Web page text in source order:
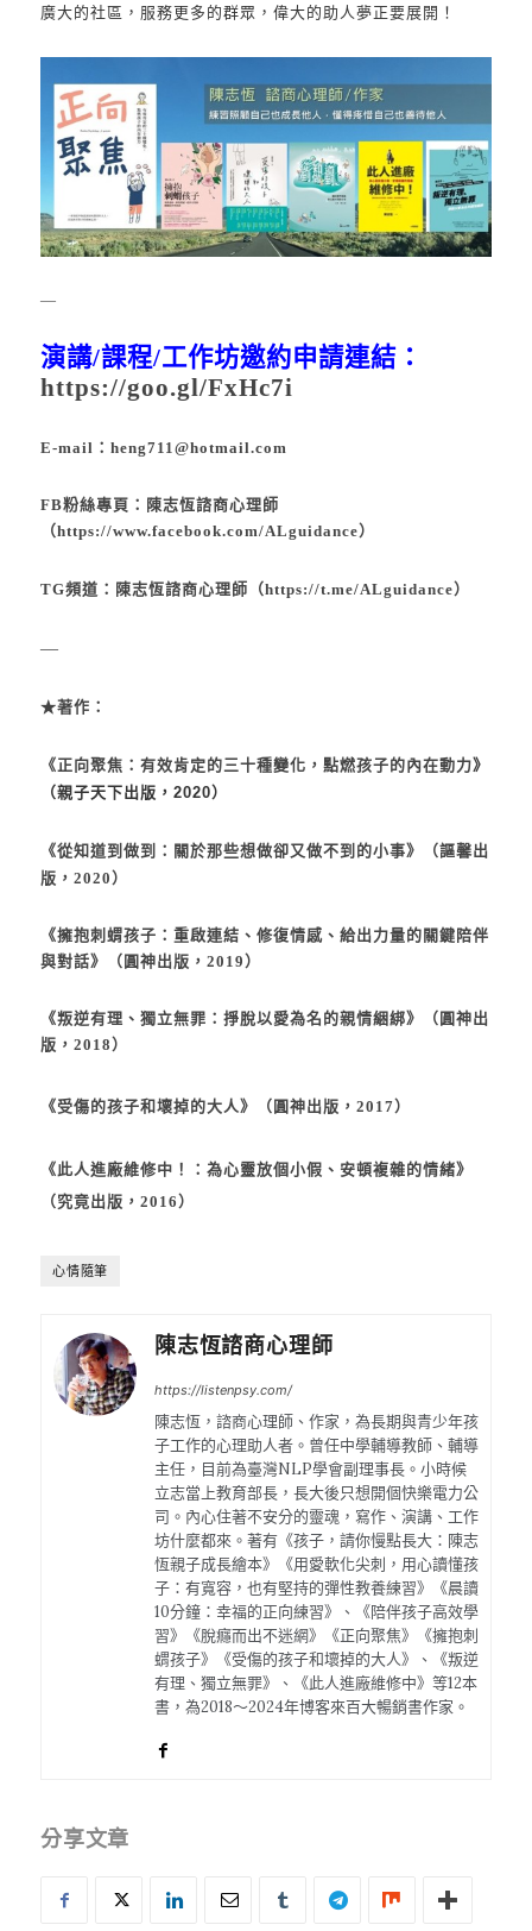
廣大的社區，服務更多的群眾，偉大的助人夢正要展開！
—
演講/課程/工作坊邀約申請連結：
https://goo.gl/FxHc7i
E-mail： heng711@hotmail.com
FB粉絲專頁：陳志恆諮商心理師
（https://www.facebook.com/ALguidance）
TG頻道：陳志恆諮商心理師（https://t.me/ALguidance）
—
★著作：
《正向聚焦：有效肯定的三十種變化，點燃孩子的內在動力》
（親子天下出版，2020）
《從知道到做到：關於那些想做卻又做不到的小事》（謳馨出
版，2020）
《擁抱刺蝟孩子：重啟連結、修復情感、給出力量的關鍵陪伴
與對話》（圓神出版，2019）
《叛逆有理、獨立無罪：掙脫以愛為名的親情綑綁》（圓神出
版，2018）
《受傷的孩子和壞掉的大人》（圓神出版，2017）
《此人進廠維修中！：為心靈放個小假、安頓複雜的情緒》
（究竟出版，2016）
心情隨筆
陳志恆諮商心理師
https://listenpsy.com/
陳志恆，諮商心理師、作家，為長期與青少年孩
子工作的心理助人者。曾任中學輔導教師、輔導
主任，目前為臺灣NLP學會副理事長。小時候
立志當上教育部長，長大後只想開個快樂電力公
司。內心住著不安分的靈魂，寫作、演講、工作
坊什麼都來。著有《孩子，請你慢點長大：陳志
恆親子成長繪本》《用愛軟化尖刺，用心讀懂孩
子：有寬容，也有堅持的彈性教養練習》《晨讀
10分鐘：幸福的正向練習》、《陪伴孩子高效學
習》《脫癮而出不迷網》《正向聚焦》《擁抱刺
蝟孩子》《受傷的孩子和壞掉的大人》、《叛逆
有理、獨立無罪》、《此人進廠維修中》等12本
書，為2018～2024年博客來百大暢銷書作家。
分享文章